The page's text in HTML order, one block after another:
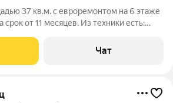
37 кв.м. с евроремонтом на 6 этаже
от 11 месяцев. Из техники есть:
Дом -
Чат